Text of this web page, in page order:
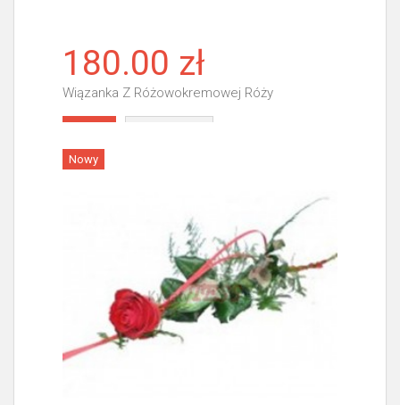
180.00 zł
Wiązanka Z Różowokremowej Róży
Nowy